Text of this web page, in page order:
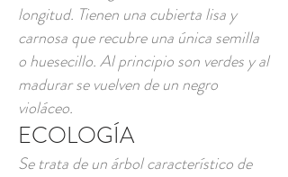
longitud. Tienen una cubierta lisa y
carnosa que recubre una única semilla
o huesecillo. Al principio son verdes y al
madurar se vuelven de un negro
violáceo.
ECOLOGÍA
Se trata de un árbol característico de